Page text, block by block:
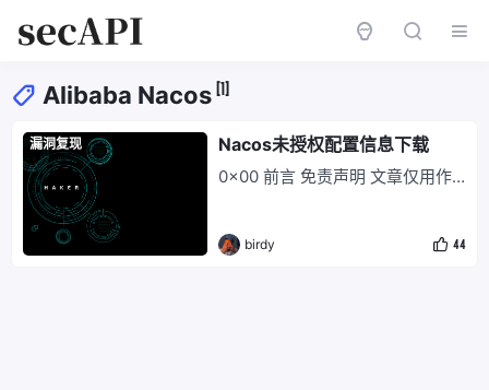
Alibaba Nacos [1]
漏洞复现 Nacos未授权配置信息下载
0x00 前言 免责声明 文章仅用作
途，未经授权请勿利用文章中的技
birdy 44